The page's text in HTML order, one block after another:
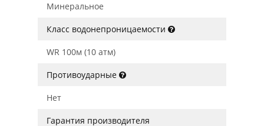
Минеральное
Класс водонепроницаемости
WR 100м (10 атм)
Противоударные
Нет
Гарантия производителя